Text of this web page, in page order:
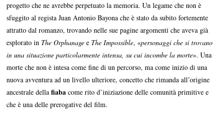
progetto che ne avrebbe perpetuato la memoria. Un legame che non è
sfuggito al regista Juan Antonio Bayona che è stato da subito fortemente
attratto dal romanzo, trovando nelle sue pagine argomenti che aveva già
esplorato in The Orphanage e The Impossible, «personaggi che si trovano
in una situazione particolarmente intensa, su cui incombe la morte». Una
morte che non è intesa come fine di un percorso, ma come inizio di una
nuova avventura ad un livello ulteriore, concetto che rimanda all’origine
ancestrale dellafiaba come rito d’iniziazione delle comunità primitive e
che è una delle prerogative del film.